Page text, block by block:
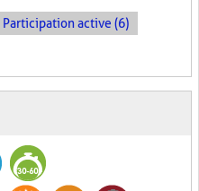
Participation active (6)